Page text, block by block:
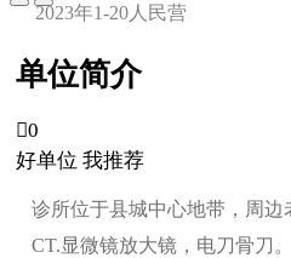
2023年1-20人 民营
单位简介
0
好单位 我推荐
诊所位于县城中心地带，周
CT.显微镜放大镜，电刀骨刀。